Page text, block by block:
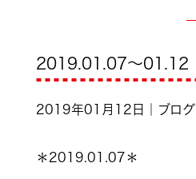
2019.01.07～01.12
2019年01月12日｜ブログ
＊2019.01.07＊